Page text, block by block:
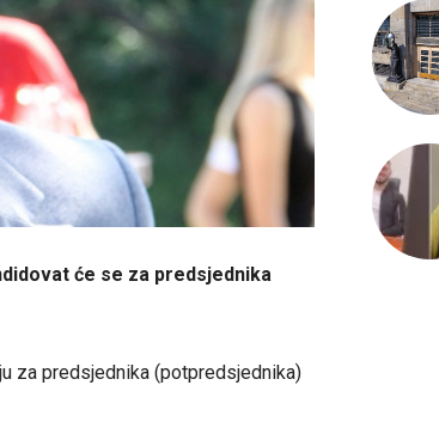
će se za predsjednika
za predsjednika (potpredsjednika)